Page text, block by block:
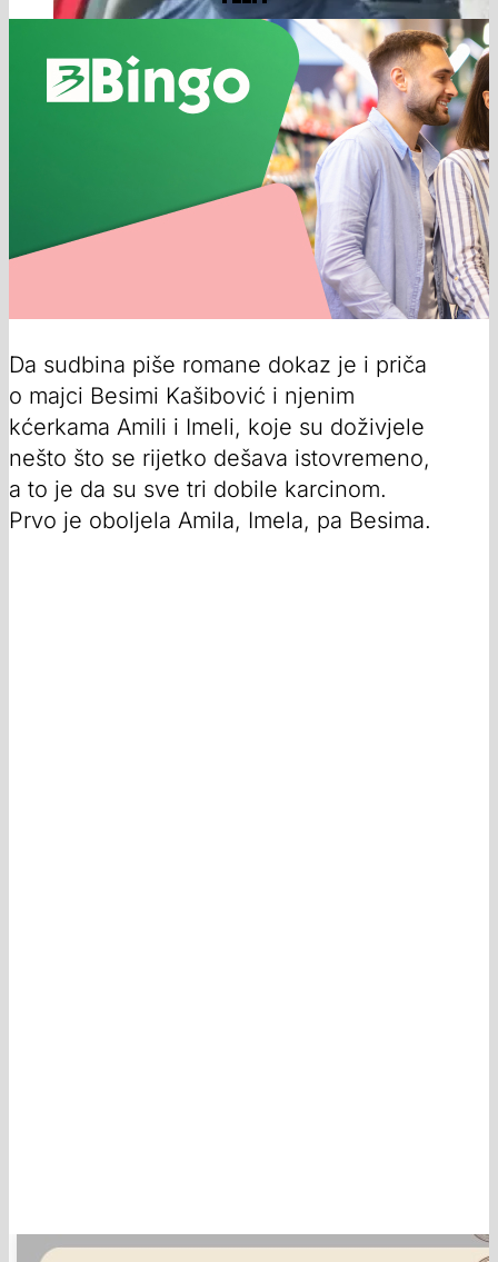
Da sudbina piše romane dokaz je i priča
o majci Besimi Kašibović i njenim
kćerkama Amili i Imeli, koje su doživjele
nešto što se rijetko dešava istovremeno,
a to je da su sve tri dobile karcinom.
Prvo je oboljela Amila, Imela, pa Besima.